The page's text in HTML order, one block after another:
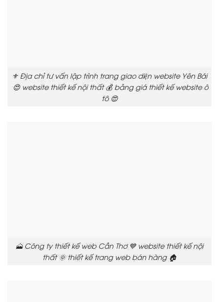
⚜️ Địa chỉ tư vấn lập trình trang giao diện website Yên Bái
😍 website thiết kế nội thất 💰 bảng giá thiết kế website ô
tô 😍
🗻 Công ty thiết kế web Cần Thơ 💙 website thiết kế nội
thất 🌞 thiết kế trang web bán hàng 🏠